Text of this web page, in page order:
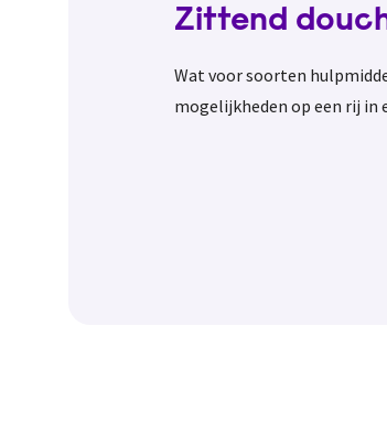
Zittend
Wat voor soorten
mogelijkheden op een rij in